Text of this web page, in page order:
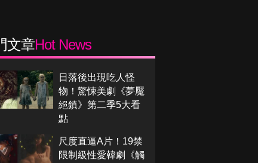
文章Hot News
日落後出現吃人怪
物！驚悚美劇《夢魘
絕鎮》第二季5大看
點
尺度直逼A片！19禁
限制級性愛韓劇《觸